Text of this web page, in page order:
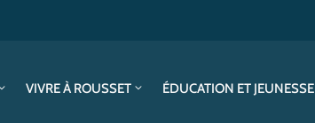
VIVRE À ROUSSET ÉDUCATION ET JEUNESSE